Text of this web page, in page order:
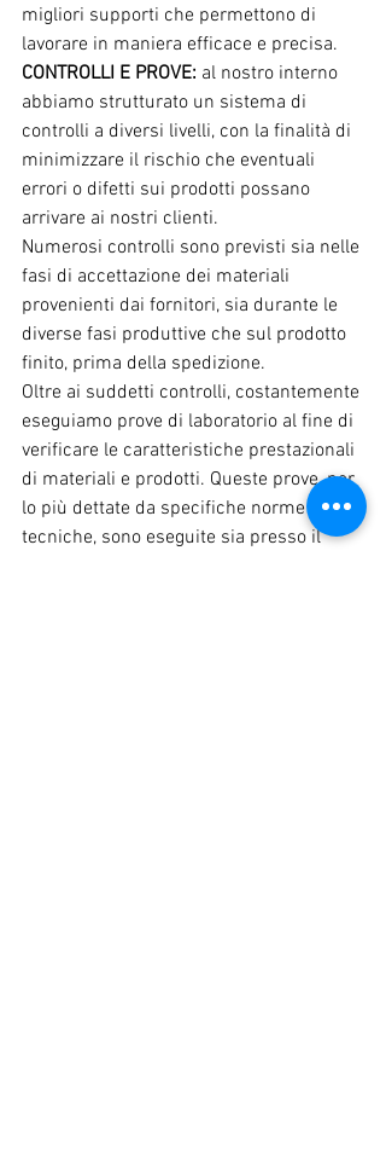
migliori supporti che permettono di
lavorare in maniera efficace e precisa.
CONTROLLI E PROVE: al nostro interno
abbiamo strutturato un sistema di
controlli a diversi livelli, con la finalità di
minimizzare il rischio che eventuali
errori o difetti sui prodotti possano
arrivare ai nostri clienti.
Numerosi controlli sono previsti sia nelle
fasi di accettazione dei materiali
provenienti dai fornitori, sia durante le
diverse fasi produttive che sul prodotto
finito, prima della spedizione.
Oltre ai suddetti controlli, costantemente
eseguiamo prove di laboratorio al fine di
verificare le caratteristiche prestazionali
di materiali e prodotti. Queste prove, per
lo più dettate da specifiche norme
tecniche, sono eseguite sia presso il